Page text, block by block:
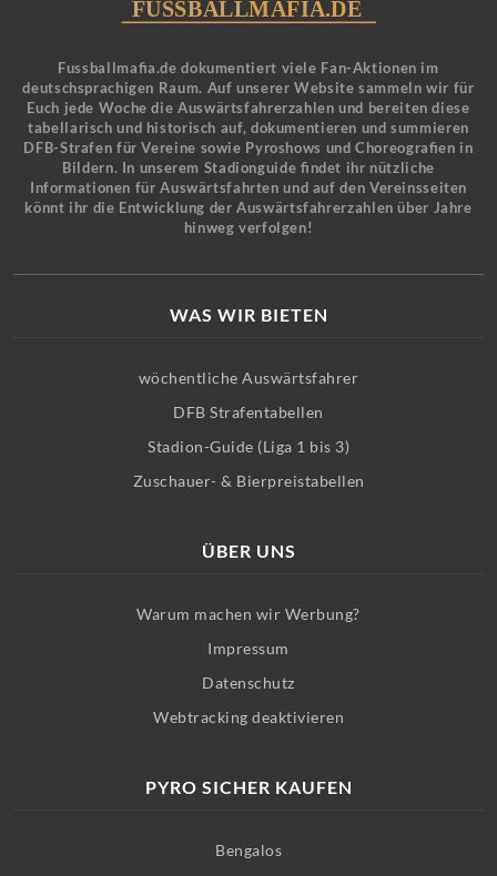
Fussballmafia.de dokumentiert viele Fan-Aktionen im
deutschsprachigen Raum. Auf unserer Website sammeln wir für
Euch jede Woche die Auswärtsfahrerzahlen und bereiten diese
tabellarisch und historisch auf, dokumentieren und summieren
DFB-Strafen für Vereine sowie Pyroshows und Choreografien in
Bildern. In unserem Stadionguide findet ihr nützliche
Informationen für Auswärtsfahrten und auf den Vereinsseiten
könnt ihr die Entwicklung der Auswärtsfahrerzahlen über Jahre
hinweg verfolgen!
WAS WIR BIETEN
wöchentliche Auswärtsfahrer
DFB Strafentabellen
Stadion-Guide (Liga 1 bis 3)
Zuschauer- & Bierpreistabellen
ÜBER UNS
Warum machen wir Werbung?
Impressum
Datenschutz
Webtracking deaktivieren
PYRO SICHER KAUFEN
Bengalos